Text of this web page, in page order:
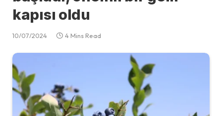
kapısı oldu
10/07/2024 4 Mins Read